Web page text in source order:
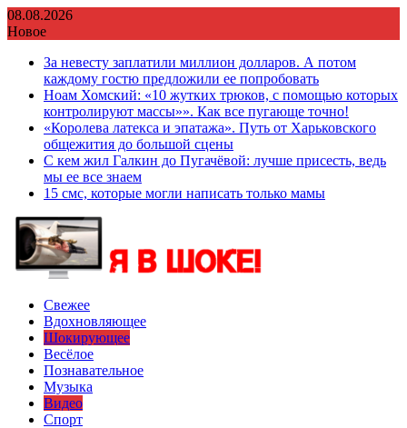
Перейти
к
08.08.2026
Новое
За невесту заплатили миллион долларов. А потом
каждому гостю предложили ее попробовать
Ноам Хомский: «10 жутких трюков, с помощью которых
контролируют массы»». Как все пугающе точно!
«Королева латекса и эпатажа». Путь от Харьковского
общежития до большой сцены
С кем жил Галкин до Пугачёвой: лучше присесть, ведь
мы ее все знаем
15 смс, которые могли написать только мамы
Свежее
Вдохновляющее
Шокирующее
Весёлое
Познавательное
Музыка
Видео
Спорт